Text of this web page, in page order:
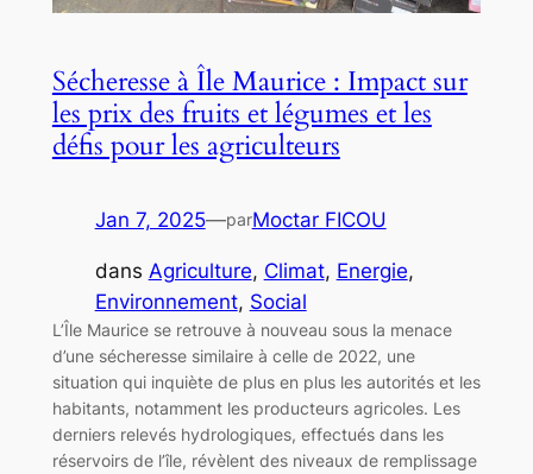
Sécheresse à Île Maurice : Impact sur
les prix des fruits et légumes et les
défis pour les agriculteurs
Jan 7, 2025—parMoctar FICOU
dans Agriculture, Climat, Energie
Environnement, Social
L’Île Maurice se retrouve à nouveau sous la menace
d’une sécheresse similaire à celle de 2022, une
situation qui inquiète de plus en plus les autorités et les
habitants, notamment les producteurs agricoles. Les
derniers relevés hydrologiques, effectués dans les
réservoirs de l’île, révèlent des niveaux de remplissage